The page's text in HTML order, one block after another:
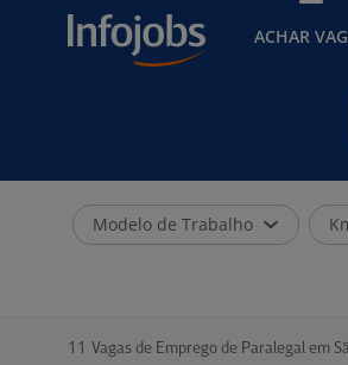
ACHAR
Modelo de Trabalho
11 Vagas de Emprego de Paralegal em